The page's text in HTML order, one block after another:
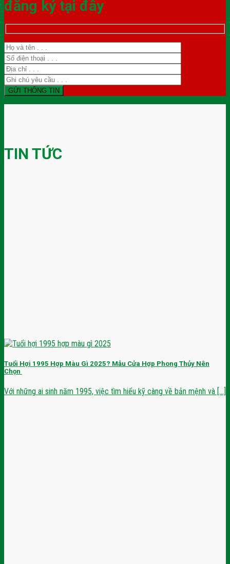
đăng ký tại đây
TIN TỨC
Tuổi Hợi 1995 Hợp Màu Gì 2025? Mẫu Cửa Hợp Phong Thủy Nên
Chọn
Với những ai sinh năm 1995, việc tìm hiểu kỹ càng về bản mệnh và [...]